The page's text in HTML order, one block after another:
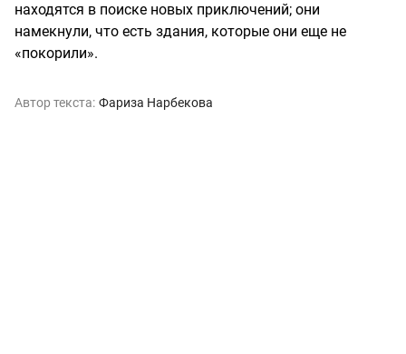
находятся в поиске новых приключений; они
намекнули, что есть здания, которые они еще не
«покорили».
Автор текста: Фариза Нарбекова